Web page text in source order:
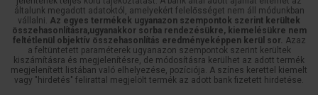
általunk megadott adatoktól, amelyekért felelősséget nem áll módunkban
vállalni. Az egyes termékek ugyanazon szempontok szerint kerültek
összehasonlításra,ugyanakkor sorba rendezésükre, kiemelésükre nem
feltétlenül objektív összehasonlítás eredményeképpen kerül sor. Azaz
a feltüntetett paraméterek ugyanazon szempontok szerint kerültek
kiszámításra és megjelenítésre, de módosításra kerülhet az adott termék
megjelenített listában való elhelyezése, pozíciója. A színes kerettel kiemelt
vagy "hirdetés" felirattal megjelölt termék az adott bank fizetett hirdetése.